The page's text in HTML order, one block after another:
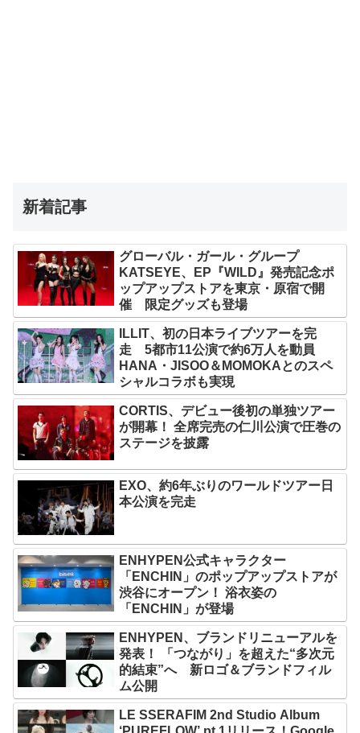
新着記事
グローバル・ガール・グループ
KATSEYE、EP『WILD』発売記念ポ
ップアップストアを東京・原宿で開
催 限定グッズも登場
ILLIT、初の日本ライブツアーを完
走 5都市11公演で約6万人を動員
HANA・JISOO＆MOMOKAとのスペ
シャルコラボも実現
CORTIS、デビュー後初の単独ツアー
が開幕！ 全席完売の仁川公演で圧巻の
ステージを披露
EXO、約6年ぶりのワールドツアー日
本公演を完走
ENHYPEN公式キャラクター
「ENCHIN」のポップアップストアが
渋谷にオープン！ 浴衣姿の
「ENCHIN」が登場
ENHYPEN、ブランドリニューアルを
発表！ 「つながり」を超えた“多次元
的結束”へ 新ロゴ＆ブランドフィル
ム公開
LE SSERAFIM 2nd Studio Album